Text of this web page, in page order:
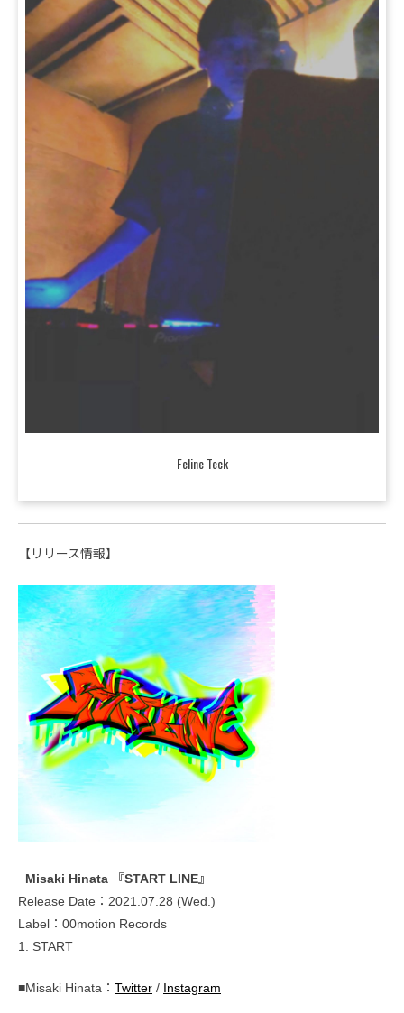
Feline Teck
【リリース情報】
Misaki Hinata 『START LINE』
Release Date：2021.07.28 (Wed.)
Label：00motion Records
1. START
■Misaki Hinata： Twitter / Instagram